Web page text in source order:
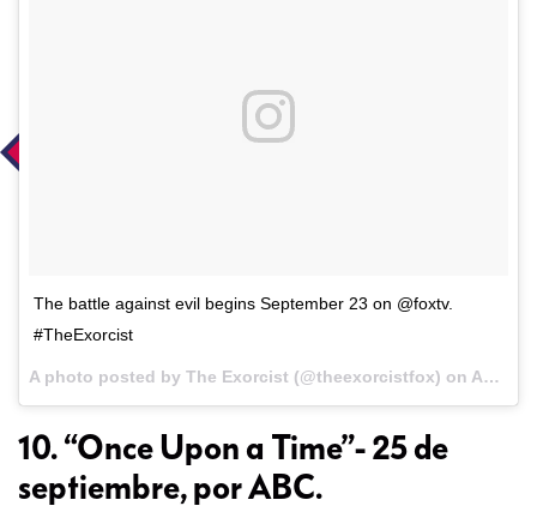
The battle against evil begins September 23 on @foxtv.
#TheExorcist
A photo posted by The Exorcist (@theexorcistfox) on Aug 19, 2016 at 12:32pm PDT
10. “Once Upon a Time”- 25 de
septiembre, por ABC.